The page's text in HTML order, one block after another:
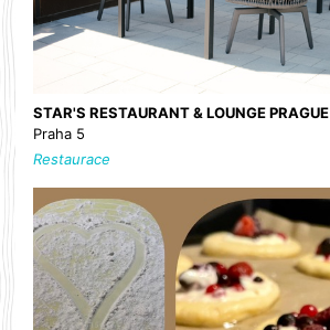
STAR'S RESTAURANT & LOUNGE PRAGUE
Praha 5
Restaurace